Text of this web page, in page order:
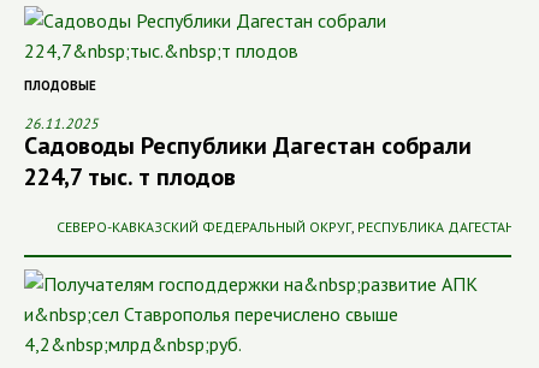
ПЛОДОВЫЕ
26.11.2025
Садоводы Республики Дагестан собрали
224,7 тыс. т плодов
СЕВЕРО-КАВКАЗСКИЙ ФЕДЕРАЛЬНЫЙ ОКРУГ, РЕСПУБЛИКА ДАГЕСТАН